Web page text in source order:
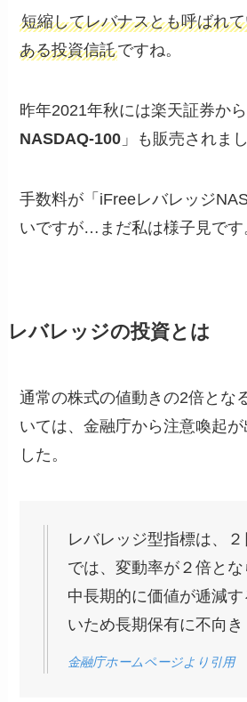
短縮してレバナスとも呼ばれ
ある投資信託ですね。
昨年2021年秋には楽天証券か
NASDAQ-100 」も販売されまし
手数料が「iFreeレバレッジ
いですが…まだ私は様子見です
レバレッジの投資とは
通常の株式の値動きの2倍とな
いては、金融庁から注意喚起
した。
レバレッジ型指標は、
では、変動率が２倍とな
中長期的に価値が逓減
いため長期保有に不向き
金融庁ホームページより引用